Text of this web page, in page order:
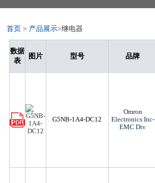
首页 > 产品展示>继电器
数据
表
图片 型号 品牌
G5NB-1A4-DC12
Omron
Electronics Inc-
EMC Div